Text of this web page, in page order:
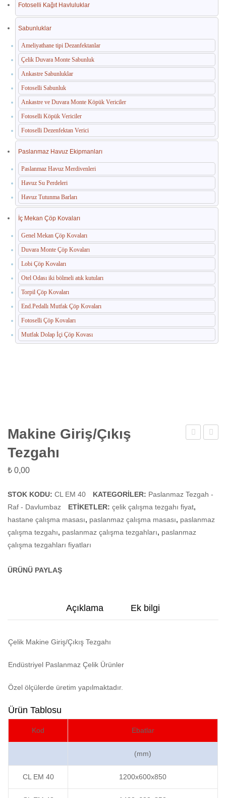
Fotoselli Kağıt Havluluklar
Sabunluklar
Ameliyathane tipi Dezanfektanlar
Çelik Duvara Monte Sabunluk
Ankastre Sabunluklar
Fotoselli Sabunluk
Ankastre ve Duvara Monte Köpük Vericiler
Fotoselli Köpük Vericiler
Fotoselli Dezenfektan Verici
Paslanmaz Havuz Ekipmanları
Paslanmaz Havuz Merdivenleri
Havuz Su Perdeleri
Havuz Tutunma Barları
İç Mekan Çöp Kovaları
Genel Mekan Çöp Kovaları
Duvara Monte Çöp Kovaları
Lobi Çöp Kovaları
Otel Odası iki bölmeli atık kutuları
Torpil Çöp Kovaları
End.Pedallı Mutfak Çöp Kovaları
Fotoselli Çöp Kovaları
Mutfak Dolap İçi Çöp Kovası
Raflı)
Makine Giriş/Çıkış
Tezgahı
₺ 0,00
STOK KODU: CL EM 40 KATEGORILER: Paslanmaz Tezgah -
Raf - Davlumbaz
ETIKETLER: çelik çalışma tezgahı fiyat,
hastane çalışma masası, paslanmaz çalışma masası, paslanmaz
çalışma tezgahı, paslanmaz çalışma tezgahları, paslanmaz
çalışma tezgahları fiyatları
ÜRÜNÜ PAYLAŞ
Açıklama Ek bilgi
Çelik Makine Giriş/Çıkış Tezgahı
Endüstriyel Paslanmaz Çelik Ürünler
Özel ölçülerde üretim yapılmaktadır.
Ürün Tablosu
Kod Ebatlar
(mm)
CL EM 40 1200x600x850